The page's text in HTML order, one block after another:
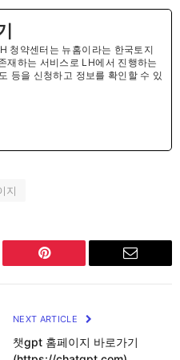
청약센터는 뉴홈이라는 한국토지
재하는 서비스로 LH에서 진행하는
등을 신청하고 정보를 확인할 수 있
지
Pinterest Email
NEXT ARTICLE
챗gpt 홈페이지 바로가기